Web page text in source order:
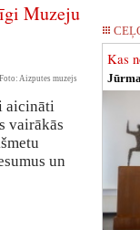
Muzeju
Foto: Aizputes muzejs
aicināti
vairākās
un
Kas